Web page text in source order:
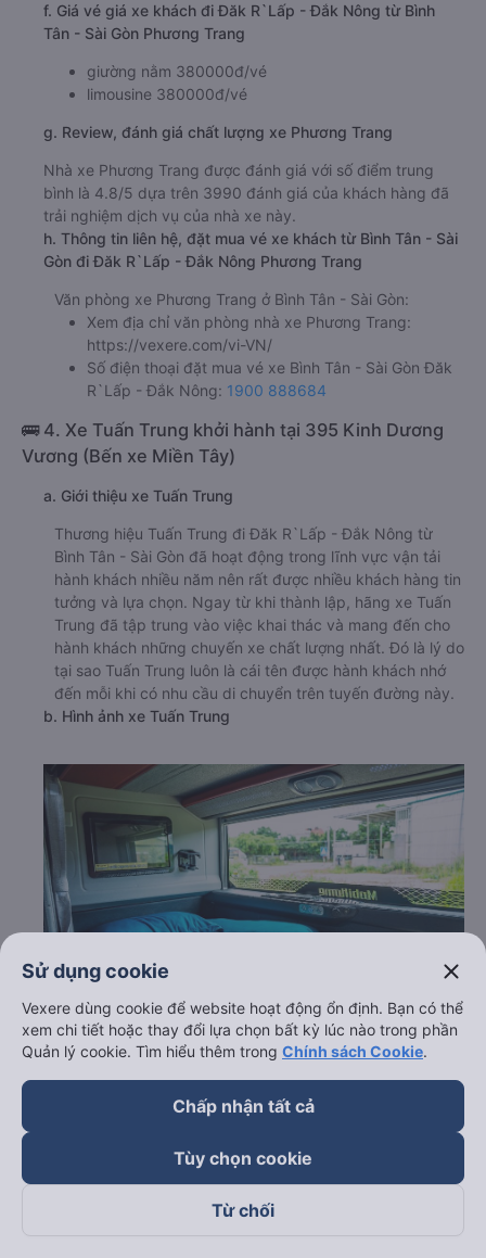
f. Giá vé giá xe khách đi Đăk R`Lấp - Đắk Nông từ Bình
Tân - Sài Gòn Phương Trang
giường nằm 380000đ/vé
limousine 380000đ/vé
g. Review, đánh giá chất lượng xe Phương Trang
Nhà xe Phương Trang được đánh giá với số điểm trung
bình là 4.8/5 dựa trên 3990 đánh giá của khách hàng đã
trải nghiệm dịch vụ của nhà xe này.
h. Thông tin liên hệ, đặt mua vé xe khách từ Bình Tân - Sài
Gòn đi Đăk R`Lấp - Đắk Nông Phương Trang
Văn phòng xe Phương Trang ở Bình Tân - Sài Gòn:
Xem địa chỉ văn phòng nhà xe Phương Trang:
https://vexere.com/vi-VN/
Số điện thoại đặt mua vé xe Bình Tân - Sài Gòn Đăk
R`Lấp - Đắk Nông: 1900 888684
🚌 4. Xe Tuấn Trung khởi hành tại 395 Kinh Dương
Vương (Bến xe Miền Tây)
a. Giới thiệu xe Tuấn Trung
Thương hiệu Tuấn Trung đi Đăk R`Lấp - Đắk Nông từ
Bình Tân - Sài Gòn đã hoạt động trong lĩnh vực vận tải
hành khách nhiều năm nên rất được nhiều khách hàng tin
tưởng và lựa chọn. Ngay từ khi thành lập, hãng xe Tuấn
Trung đã tập trung vào việc khai thác và mang đến cho
hành khách những chuyến xe chất lượng nhất. Đó là lý do
tại sao Tuấn Trung luôn là cái tên được hành khách nhớ
đến mỗi khi có nhu cầu di chuyển trên tuyến đường này.
b. Hình ảnh xe Tuấn Trung
c. Lộ trình, giờ khởi hành và giờ kết thúc của xe khách
Giờ đến nơi ở Đăk R`Lấp - Đắk Nông: 01:42
Thời gian chạy từ Bình Tân - Sài Gòn đi Đăk R`Lấp -
Đắk Nông của nhà xeTuấn Trung
Sử dụng cookie close
Vexere dùng cookie để website hoạt động ổn định. Bạn có thể
xem chi tiết hoặc thay đổi lựa chọn bất kỳ lúc nào trong phần
Quản lý cookie. Tìm hiểu thêm trong Chính sách Cookie.
Chấp nhận tất cả
Tùy chọn cookie
Từ chối